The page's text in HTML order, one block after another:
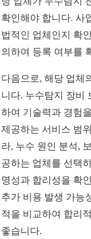
확인해야 합니다. 사
법적인 업체인지 확
의하여 등록 여부를
다음으로, 해당 업체
니다. 누수탐지 장비
하여 기술력과 경험
제공하는 서비스 범
라, 누수 원인 분석,
공하는 업체를 선택
명성과 합리성을 확
추가 비용 발생 가능
적을 비교하여 합리
좋습니다.